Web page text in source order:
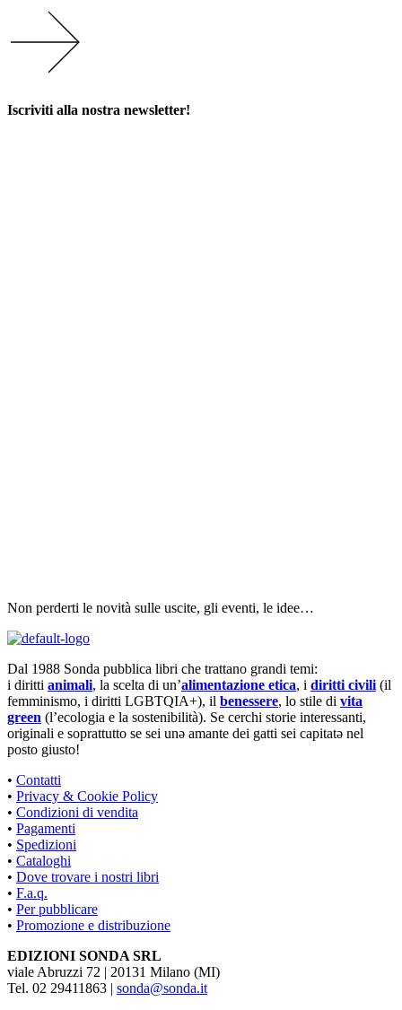
Iscriviti alla nostra newsletter!
Non perderti le novità sulle uscite, gli eventi, le idee…
Dal 1988 Sonda pubblica libri che trattano grandi temi:
i diritti animali, la scelta di un’alimentazione etica, i diritti civili (il
femminismo, i diritti LGBTQIA+), il benessere, lo stile di vita
green (l’ecologia e la sostenibilità). Se cerchi storie interessanti,
originali e soprattutto se sei unə amante dei gatti sei capitatə nel
posto giusto!
• Contatti
• Privacy & Cookie Policy
• Condizioni di vendita
• Pagamenti
• Spedizioni
• Cataloghi
• Dove trovare i nostri libri
• F.a.q.
• Per pubblicare
• Promozione e distribuzione
EDIZIONI SONDA SRL
viale Abruzzi 72 | 20131 Milano (MI)
Tel. 02 29411863 | sonda@sonda.it